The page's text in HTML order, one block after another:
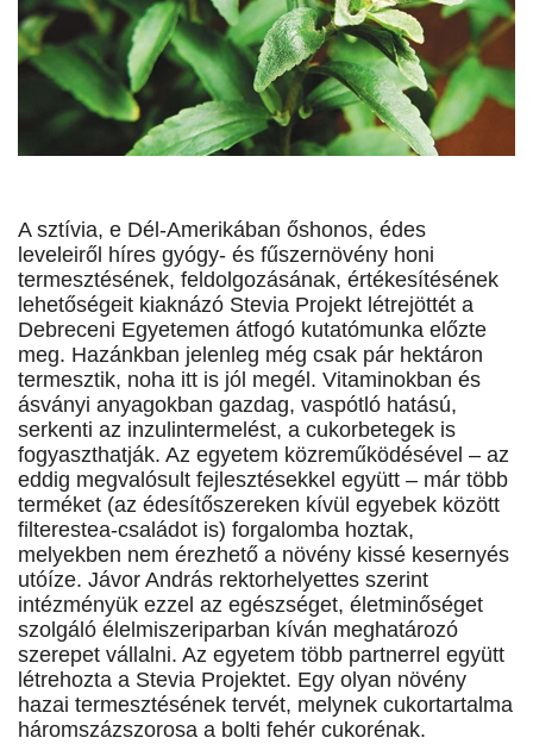
A sztívia, e Dél-Amerikában őshonos, édes
leveleiről híres gyógy- és fűszernövény honi
termesztésének, feldolgozásának, értékesítésének
lehetőségeit kiaknázó Stevia Projekt létrejöttét a
Debreceni Egyetemen átfogó kutatómunka előzte
meg. Hazánkban jelenleg még csak pár hektáron
termesztik, noha itt is jól megél. Vitaminokban és
ásványi anyagokban gazdag, vaspótló hatású,
serkenti az inzulintermelést, a cukorbetegek is
fogyaszthatják. Az egyetem közreműködésével – az
eddig megvalósult fejlesztésekkel együtt – már több
terméket (az édesítőszereken kívül egyebek között
filterestea-családot is) forgalomba hoztak,
melyekben nem érezhető a növény kissé kesernyés
utóíze. Jávor András rektorhelyettes szerint
intézményük ezzel az egészséget, életminőséget
szolgáló élelmiszeriparban kíván meghatározó
szerepet vállalni. Az egyetem több partnerrel együtt
létrehozta a Stevia Projektet. Egy olyan növény
hazai termesztésének tervét, melynek cukortartalma
háromszázszorosa a bolti fehér cukorénak.